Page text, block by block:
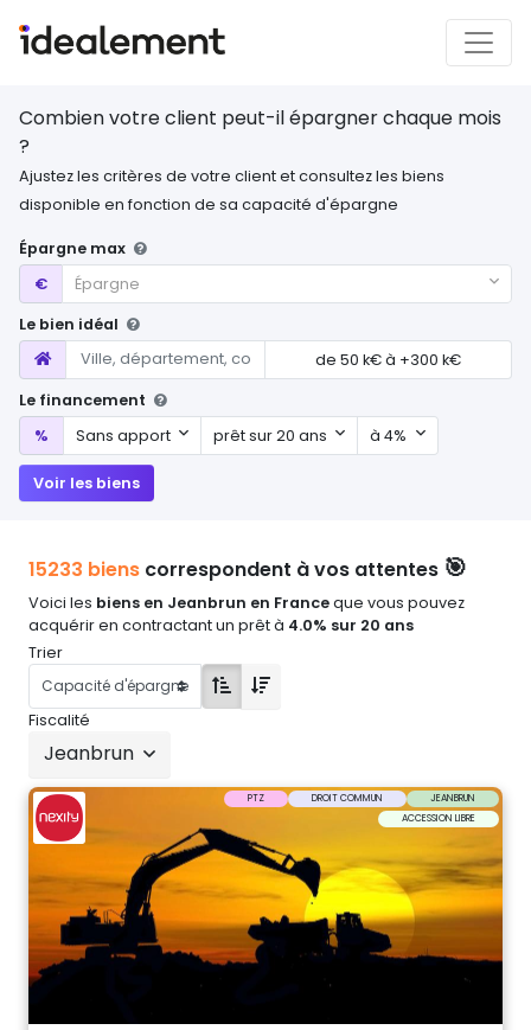
Combien votre client peut-il épargner chaque mois
?
Ajustez les critères de votre client et consultez les biens
disponible en fonction de sa capacité d'épargne
Épargne max
Épargne max
€
Épargne
Le bien idéal
Localisation de 50 k€à +300 k€
Le financement
Mon apport
% Sans apport Durée d'emprunt
prêt sur 20 ans Mon taux
à 4%
Voir les biens
15233 biens correspondent à vos attentes 🎯
Voici les biens en Jeanbrun en Franceque vous pouvez
acquérir en contractant un prêt à 4.0% sur 20 ans
Trier
Fiscalité
Jeanbrun
PTZ DROIT COMMUN
JEANBRUN
ACCESSION LIBRE